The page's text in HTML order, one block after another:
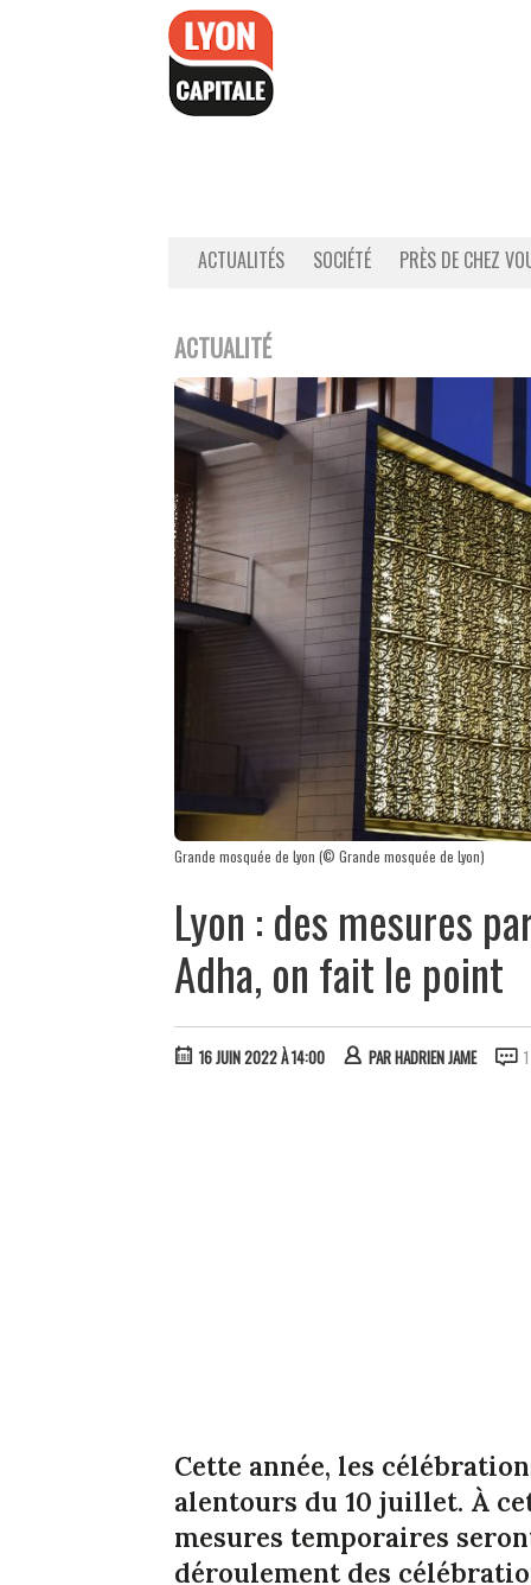
ACTUALITÉS SOCIÉTÉ PRÈS DE CHEZ
ACTUALITÉ
Grande mosquée de Lyon (© Grande mosquée de Lyon)
Lyon : des mesures
Adha, on fait le point
16 JUIN 2022 À 14:00 PARHADRIEN JAME
Cette année, les
alentours du 10 juillet. À
mesures temporaires
déroulement des